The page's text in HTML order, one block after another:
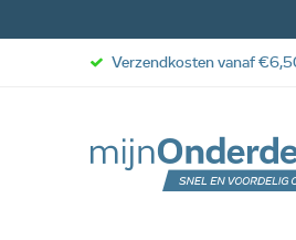
Verzendkosten vanaf